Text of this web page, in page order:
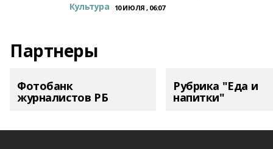
Культура 10 ИЮЛЯ , 06:07
Партнеры
Фотобанк
журналистов РБ
Рубрика "Еда и
напитки"